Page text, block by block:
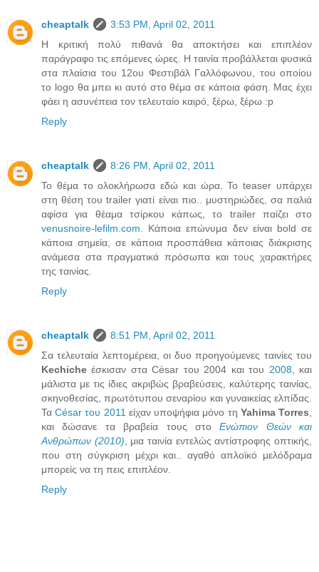
cheaptalk
3:53 PM, April 02, 2011
Η κριτική πολύ πιθανά θα αποκτήσει και επιπλέον
παράγραφο τις επόμενες ώρες. Η ταινία προβάλλεται φυσικά
στα πλαίσια του 12ου Φεστιβάλ Γαλλόφωνου, του οποίου
το logo θα μπει κι αυτό στο θέμα σε κάποια φάση. Μας έχει
φάει η ασυνέπεια τον τελευταίο καιρό, ξέρω, ξέρω :p
Reply
cheaptalk
8:26 PM, April 02, 2011
Το θέμα το ολοκλήρωσα εδώ και ώρα. Το teaser υπάρχει
στη θέση του trailer γιατί είναι πιο.. μυστηριώδες, σα παλιά
αφίσα για θέαμα τσίρκου κάπως, το trailer παίζει στο
venusnoire-lefilm.com . Κάποια επώνυμα δεν είναι bold σε
κάποια σημεία, σε κάποια προσπάθεια κάποιας διάκρισης
ανάμεσα στα πραγματικά πρόσωπα και τους χαρακτήρες
της ταινίας.
Reply
cheaptalk
8:51 PM, April 02, 2011
Σα τελευταία λεπτομέρεια, οι δυο προηγούμενες ταινίες του
Kechiche έσκισαν στα César του 2004 και του 2008 , και
μάλιστα με τις ίδιες ακριβώς βραβεύσεις, καλύτερης ταινίας,
σκηνοθεσίας, πρωτότυπου σεναρίου και γυναικείας ελπίδας.
ΤαCésar του 2011 είχαν υποψήφια μόνο τη Yahima Torres
και δώσανε τα βραβεία τους στοΕνώπιον Θεών και
Ανθρώπων (2010) , μια ταινία εντελώς αντίστροφης οπτικής,
που στη σύγκριση μέχρι και.. αγαθό απλοϊκό μελόδραμα
μπορείς να τη πεις επιπλέον.
Reply